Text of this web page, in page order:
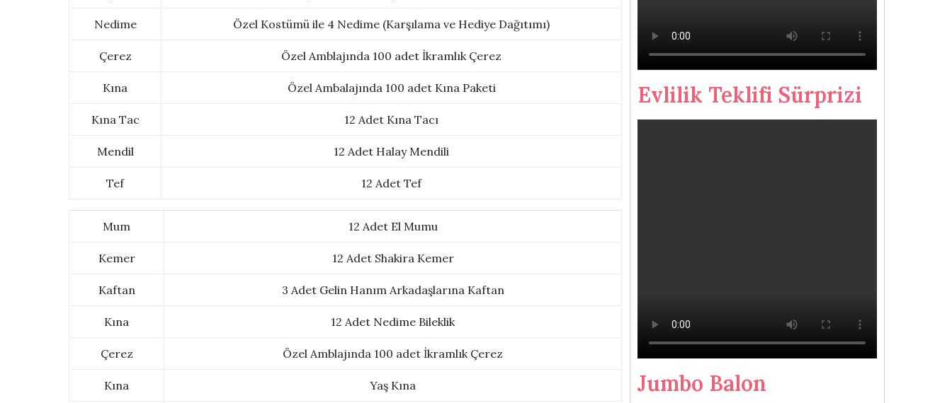
Nedime Özel Kostümü ile 4 Nedime (Karşılama ve Hediye Dağıtımı)
Çerez Özel Amblajında 100 adet İkramlık Çerez
Kına Özel Ambalajında 100 adet Kına Paketi
Kına Tac 12 Adet Kına Tacı
Mendil 12 Adet Halay Mendili
Tef 12 Adet Tef
Mum 12 Adet El Mumu
Kemer 12 Adet Shakira Kemer
Kaftan 3 Adet Gelin Hanım Arkadaşlarına Kaftan
Kına 12 Adet Nedime Bileklik
Çerez Özel Amblajında 100 adet İkramlık Çerez
Kına Yaş Kına
Evlilik Teklifi Sürprizi
Jumbo Balon